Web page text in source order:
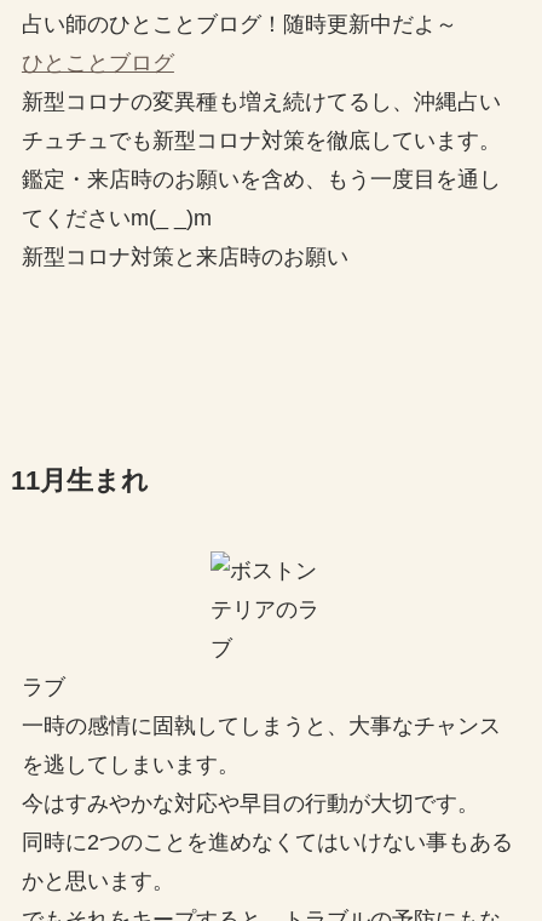
占い師のひとことブログ！随時更新中だよ～
ひとことブログ
新型コロナの変異種も増え続けてるし、沖縄占い
チュチュでも新型コロナ対策を徹底しています。
鑑定・来店時のお願いを含め、もう一度目を通し
てくださいm(_ _)m
新型コロナ対策と来店時のお願い
11月生まれ
ラブ
一時の感情に固執してしまうと、大事なチャンス
を逃してしまいます。
今はすみやかな対応や早目の行動が大切です。
同時に2つのことを進めなくてはいけない事もある
かと思います。